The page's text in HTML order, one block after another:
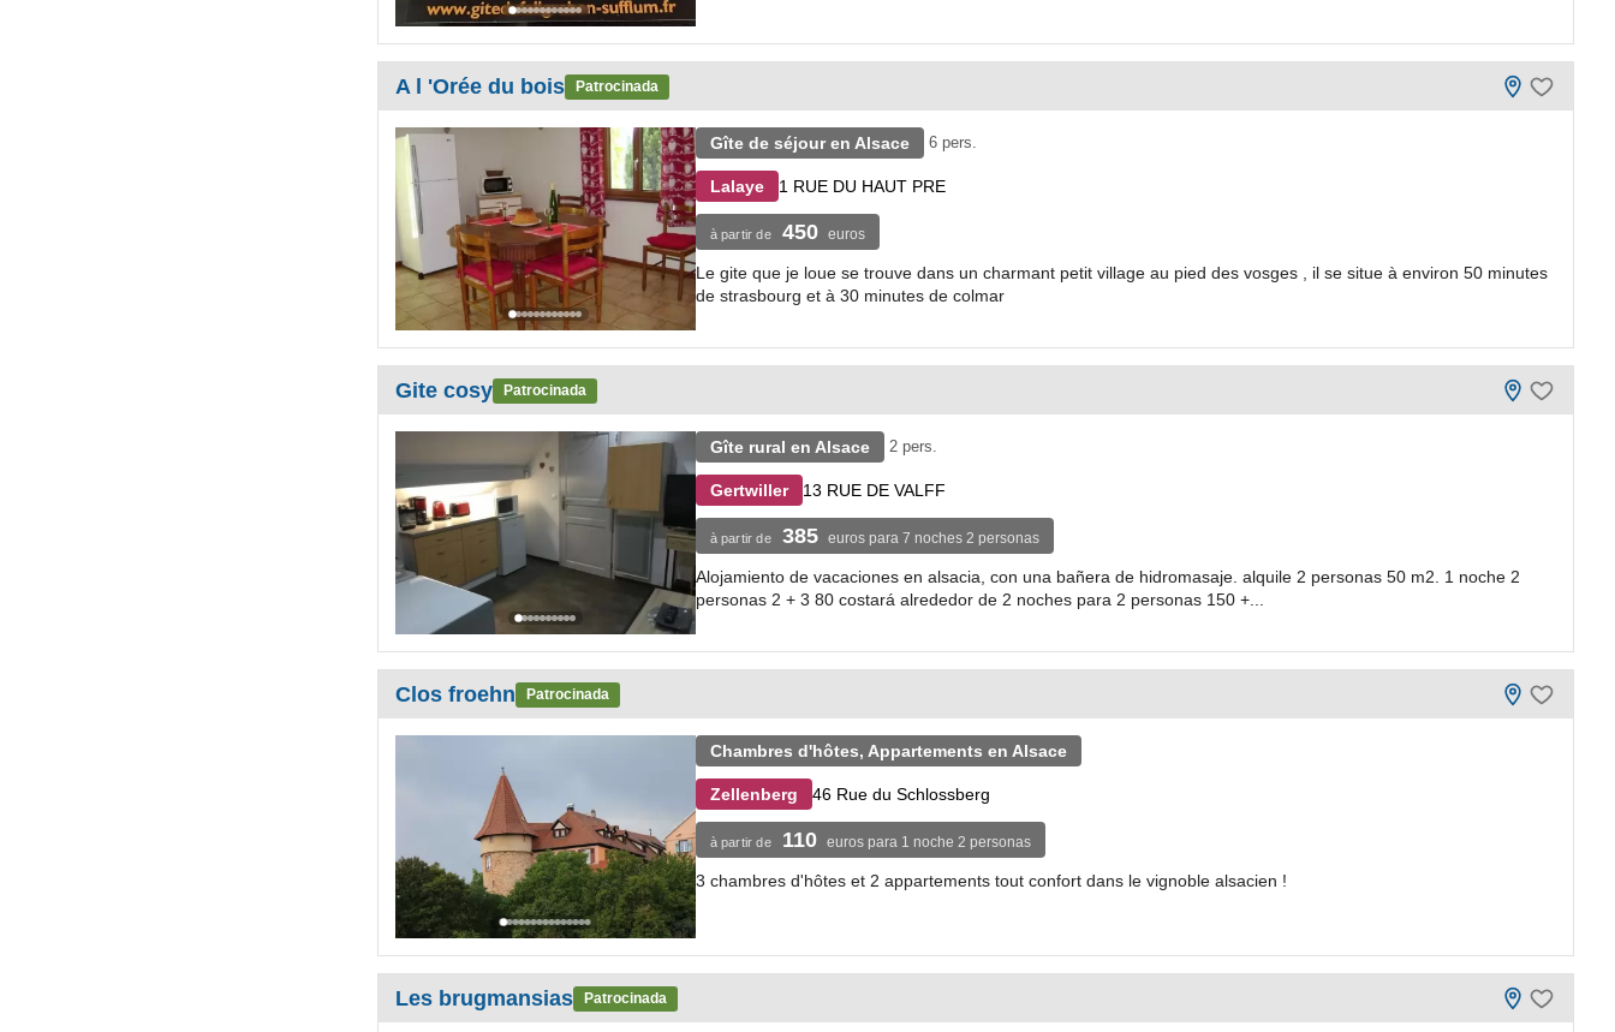
A l 'Orée du bois Patrocinada
Gîte de séjour en Alsace 6 pers.
Lalaye 1 RUE DU HAUT PRE
à partir de 450 euros
Le gite que je loue se trouve dans un charmant petit village au pied des vosges , il se situe à environ 50 minutes
de strasbourg et à 30 minutes de colmar
Gite cosy Patrocinada
Gîte rural en Alsace 2 pers.
Gertwiller 13 RUE DE VALFF
à partir de 385 euros para 7 noches 2 personas
Alojamiento de vacaciones en alsacia, con una bañera de hidromasaje. alquile 2 personas 50 m2. 1 noche 2
personas 2 + 3 80 costará alrededor de 2 noches para 2 personas 150 +...
Clos froehn Patrocinada
Chambres d'hôtes, Appartements en Alsace
Zellenberg 46 Rue du Schlossberg
à partir de 110 euros para 1 noche 2 personas
3 chambres d'hôtes et 2 appartements tout confort dans le vignoble alsacien !
Les brugmansias Patrocinada